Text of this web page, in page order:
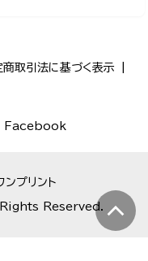
商取引法に基づく表示
Facebook
プリント
Reserved.